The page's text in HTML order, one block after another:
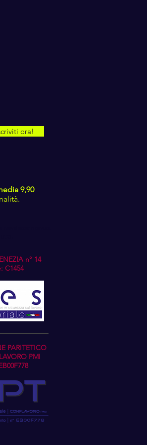
ora!
9,90
n° 14
C1454
PARITETICO
PMI